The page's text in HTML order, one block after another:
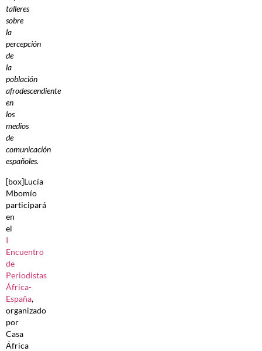
talleres
sobre
la
percepción
de
la
población
afrodescendiente
en
los
medios
de
comunicación
españoles.
[box]Lucía
Mbomío
participará
en
el
I
Encuentro
de
Periodistas
África-
España,
organizado
por
Casa
África